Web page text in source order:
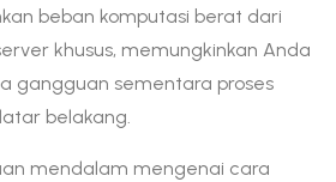
beban komputasi berat dari
khusus, memungkinkan Anda
gangguan sementara proses
belakang.
mendalam mengenai cara